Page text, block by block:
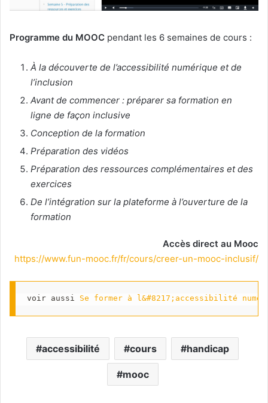
Programme du MOOC pendant les 6 semaines de cours :
À la découverte de l’accessibilité numérique et de
l’inclusion
Avant de commencer : préparer sa formation en
ligne de façon inclusive
Conception de la formation
Préparation des vidéos
Préparation des ressources complémentaires et des
exercices
De l’intégration sur la plateforme à l’ouverture de la
formation
Accès direct au Mooc
https://www.fun-mooc.fr/fr/cours/creer-un-mooc-inclusif/
voir aussi Se former à l&#8217;accessibilité
accessibilité cours handicap
mooc